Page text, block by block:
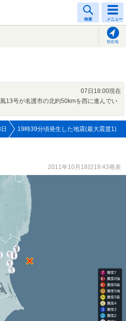
検索 メニュー
現在地
07日18:00現在
13号が名護市の北約50kmを西に進んでい
19時39分頃発生した地震(最大震度1)
2011年10月18日19:43発表